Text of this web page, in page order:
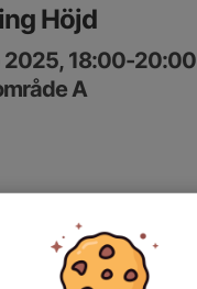
Höjd
2025, 18:00-20:00
A